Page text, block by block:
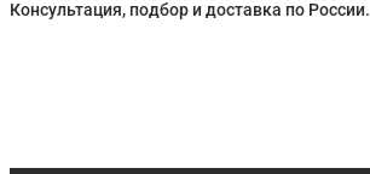
Консультация, подбор и доставка по России.